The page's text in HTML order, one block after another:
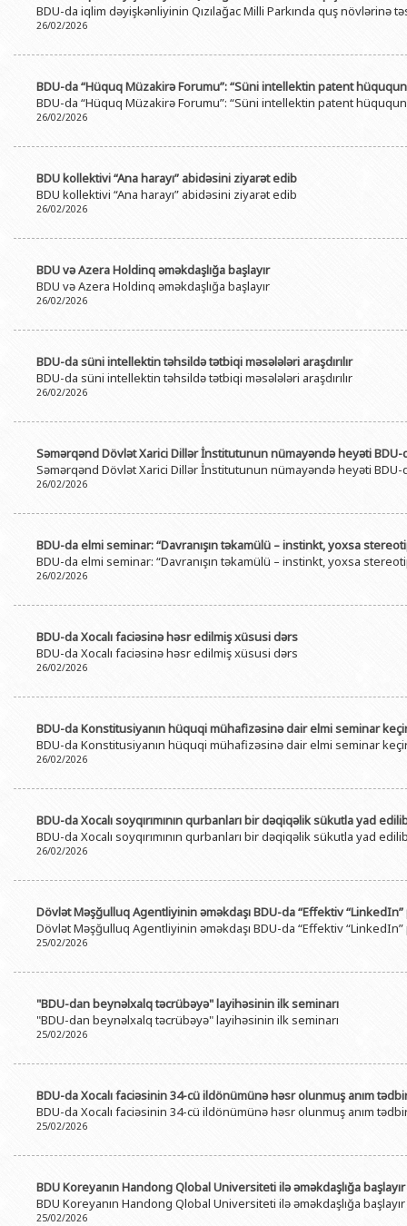
BDU-nun məzunları
BDU-da tədris olunan ixtisaslar
İnsan resursları və hüquq şöbəsi
Keyfiyyətin təminatı, monitorinq
İdman-sağlamlıq Mərkəzi
Geologiya fakültəsi
Beynəlxalq
İnformasiya və
Publik
BDU-da iqlim dəyişkənliyinin Qızılağac Milli Parkında quş növlərinə
26/02/2026
BDU-da “Hüquq Müzakirə Forumu”: “Süni intellektin patent
BDU-da “Hüquq Müzakirə Forumu”: “Süni intellektin patent
26/02/2026
BDU kollektivi “Ana harayı” abidəsini ziyarət edib
BDU kollektivi “Ana harayı” abidəsini ziyarət edib
26/02/2026
BDU və Azera Holdinq əməkdaşlığa başlayır
BDU və Azera Holdinq əməkdaşlığa başlayır
26/02/2026
BDU-da süni intellektin təhsildə tətbiqi məsələləri araşdırılır
BDU-da süni intellektin təhsildə tətbiqi məsələləri araşdırılır
26/02/2026
Səmərqənd Dövlət Xarici Dillər İnstitutunun nümayəndə heyəti BDU-
Səmərqənd Dövlət Xarici Dillər İnstitutunun nümayəndə heyəti BDU-
26/02/2026
BDU-da elmi seminar: “Davranışın təkamülü – instinkt, yoxsa
BDU-da elmi seminar: “Davranışın təkamülü – instinkt, yoxsa
26/02/2026
BDU-da Xocalı faciəsinə həsr edilmiş xüsusi dərs
BDU-da Xocalı faciəsinə həsr edilmiş xüsusi dərs
26/02/2026
BDU-da Konstitusiyanın hüquqi mühafizəsinə dair elmi seminar
BDU-da Konstitusiyanın hüquqi mühafizəsinə dair elmi seminar
26/02/2026
BDU-da Xocalı soyqırımının qurbanları bir dəqiqəlik sükutla yad
BDU-da Xocalı soyqırımının qurbanları bir dəqiqəlik sükutla yad
26/02/2026
Dövlət Məşğulluq Agentliyinin əməkdaşı BDU-da “Effektiv
Dövlət Məşğulluq Agentliyinin əməkdaşı BDU-da “Effektiv
25/02/2026
"BDU-dan beynəlxalq təcrübəyə" layihəsinin ilk seminarı
"BDU-dan beynəlxalq təcrübəyə" layihəsinin ilk seminarı
25/02/2026
BDU-da Xocalı faciəsinin 34-cü ildönümünə həsr olunmuş anım
BDU-da Xocalı faciəsinin 34-cü ildönümünə həsr olunmuş anım
25/02/2026
BDU Koreyanın Handong Qlobal Universiteti ilə əməkdaşlığa başlayır
BDU Koreyanın Handong Qlobal Universiteti ilə əməkdaşlığa başlayır
25/02/2026